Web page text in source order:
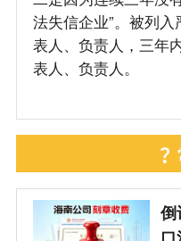
法失信企业”。被列
表人、负责人，三年
表人、负责人。
倒